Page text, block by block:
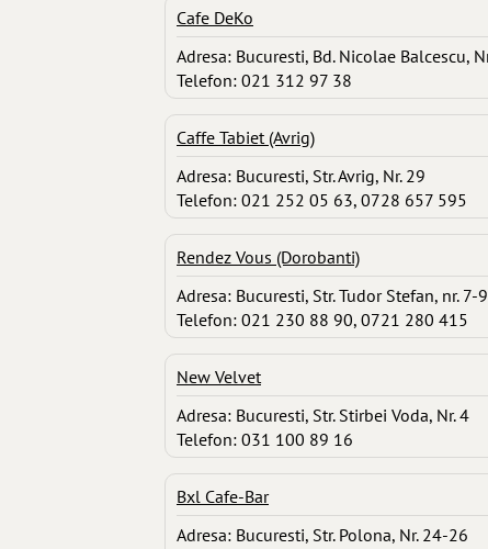
Cafe DeKo
Adresa: Bucuresti, Bd. Nicolae Balcescu,
Telefon: 021 312 97 38
Caffe Tabiet (Avrig)
Adresa: Bucuresti, Str. Avrig, Nr. 29
Telefon: 021 252 05 63, 0728 657 595
Rendez Vous (Dorobanti)
Adresa: Bucuresti, Str. Tudor Stefan, nr. 7-9
Telefon: 021 230 88 90, 0721 280 415
New Velvet
Adresa: Bucuresti, Str. Stirbei Voda, Nr. 4
Telefon: 031 100 89 16
Bxl Cafe-Bar
Adresa: Bucuresti, Str. Polona, Nr. 24-26